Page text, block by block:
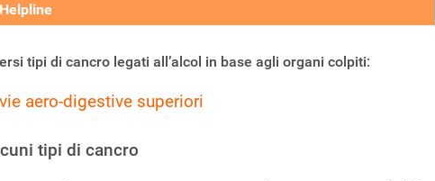
tipi di cancro legati all’alcol in base agli organi colpiti:
vie aero-digestive superiori
tipi di cancro